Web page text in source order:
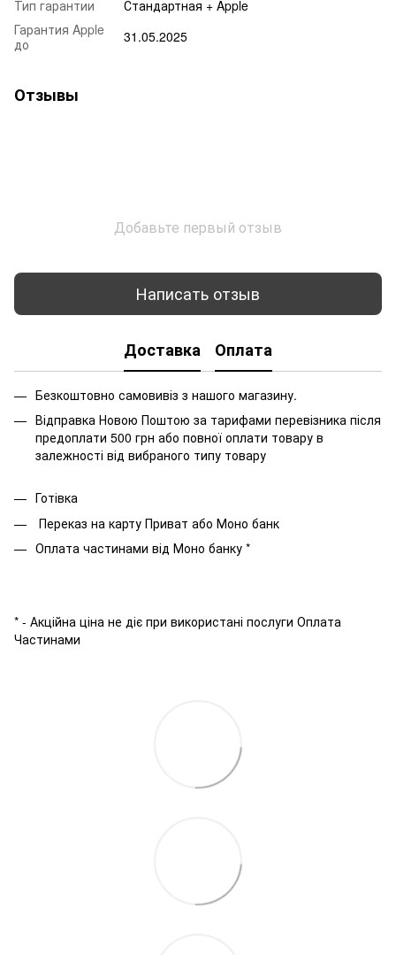
Тип гарантии
Стандартная + Apple
Гарантия Apple
до
31.05.2025
Отзывы
Добавьте первый отзыв
Написать отзыв
Доставка Оплата
Безкоштовно самовивіз з нашого магазину.
Відправка Новою Поштою за тарифами перевізника після
предоплати 500 грн або повної оплати товару в
залежності від вибраного типу товару
Готівка
Переказ на карту Приват або Моно банк
Оплата частинами від Моно банку *
* - Акційна ціна не діє при використані послуги Оплата
Частинами